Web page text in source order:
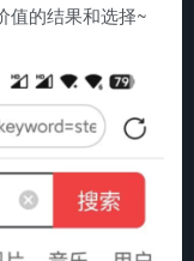
值的结果和选择~